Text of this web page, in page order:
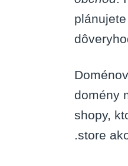
domény
shopy,
.store